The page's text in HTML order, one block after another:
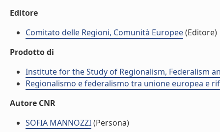
Editore
Comitato delle Regioni, Comunità Europee(Editore)
Prodotto di
Institute for the Study of Regionalism, Federalism
Regionalismo e federalismo tra unione europea e
Autore CNR
SOFIA MANNOZZI(Persona)